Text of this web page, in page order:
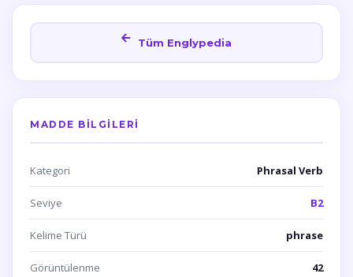
Tüm Englypedia
MADDE BILGILERI
Kategori Phrasal Verb
Seviye B2
Kelime Türü phrase
Görüntülenme 42